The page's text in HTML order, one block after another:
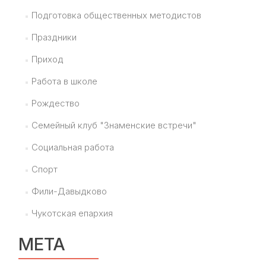
Подготовка общественных методистов
Праздники
Приход
Работа в школе
Рождество
Семейный клуб "Знаменские встречи"
Социальная работа
Спорт
Фили-Давыдково
Чукотская епархия
МЕТА